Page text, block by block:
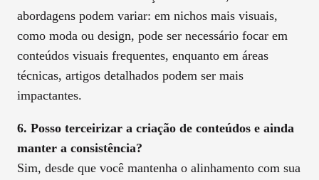
abordagens podem variar: em nichos mais visuais,
como moda ou design, pode ser necessário focar em
conteúdos visuais frequentes, enquanto em áreas
técnicas, artigos detalhados podem ser mais
impactantes.
6. Posso terceirizar a criação de conteúdos e ainda
manter a consistência?
Sim, desde que você mantenha o alinhamento com sua